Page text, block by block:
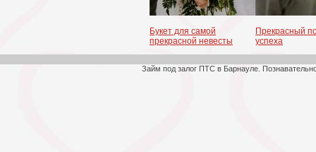
Букет для самой
прекрасной невесты
Прекрасный
успеха
Займ под залог ПТС в Барнауле.